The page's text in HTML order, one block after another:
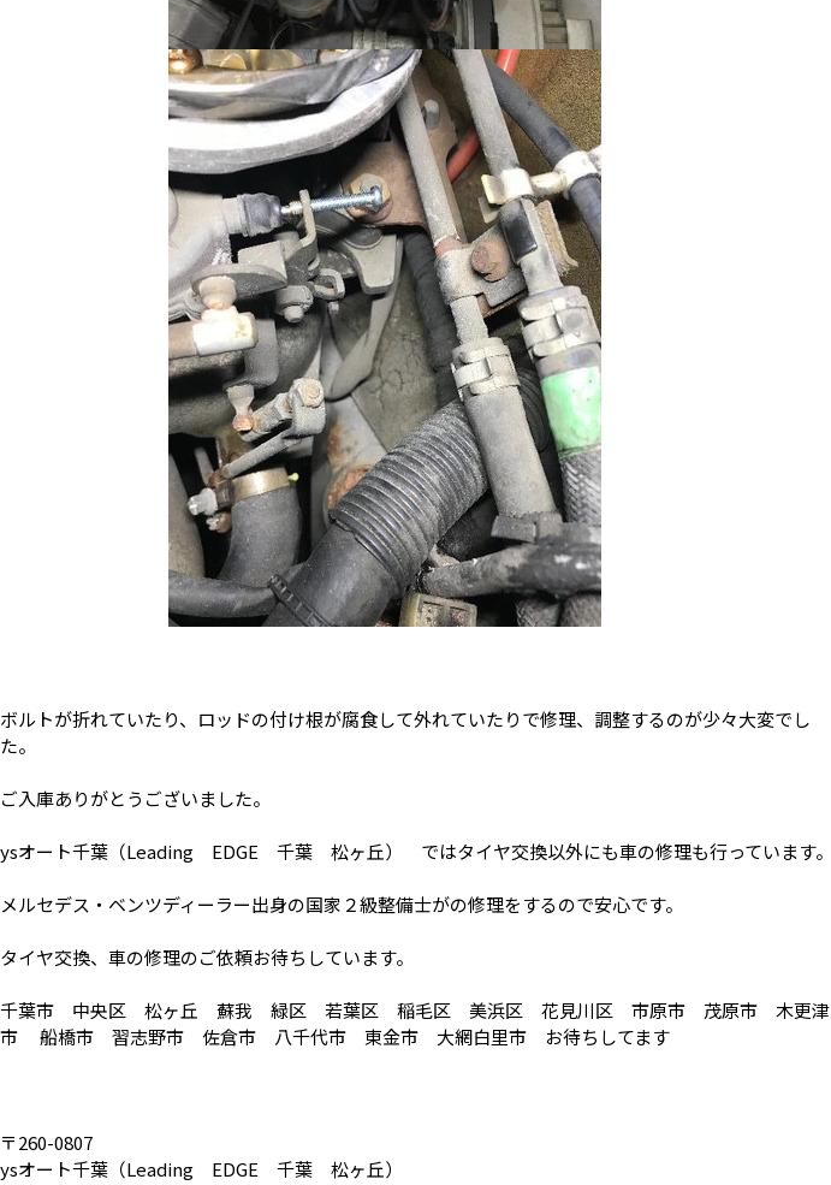
ボルトが折れていたり、ロッドの付け根が腐食して外れていたりで修理、調整するのが少々大変でし
た。
ご入庫ありがとうございました。
ysオート千葉（Leading EDGE 千葉 松ヶ丘） ではタイヤ交換以外にも車の修理も行っています。
メルセデス・ベンツディーラー出身の国家２級整備士がの修理をするので安心です。
タイヤ交換、車の修理のご依頼お待ちしています。
千葉市 中央区 松ヶ丘 蘇我 緑区 若葉区 稲毛区 美浜区 花見川区 市原市 茂原市 木更津
市 船橋市 習志野市 佐倉市 八千代市 東金市 大網白里市 お待ちしてます
〒260-0807
ysオート千葉（Leading EDGE 千葉 松ヶ丘）